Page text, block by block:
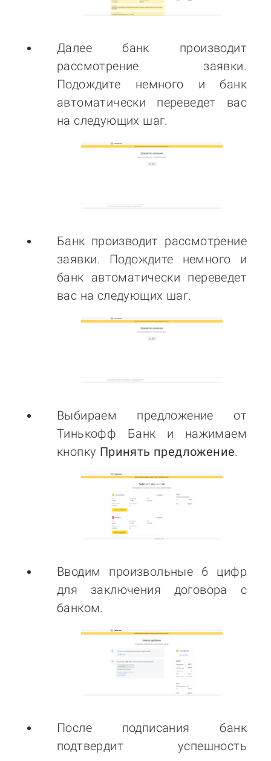
Далее банк производит
рассмотрение заявки.
Подождите немного и банк
автоматически переведет вас
на следующих шаг.
Банк производит рассмотрение
заявки. Подождите немного и
банк автоматически переведет
вас на следующих шаг.
Выбираем предложение от
Тинькофф Банк и нажимаем
кнопку Принять предложение.
Вводим произвольные 6 цифр
для заключения договора с
банком.
После подписания банк
подтвердит успешность